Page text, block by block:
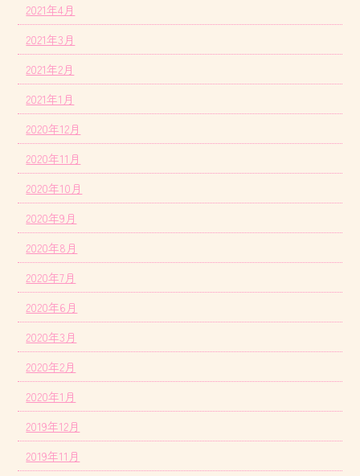
2021年4月
2021年3月
2021年2月
2021年1月
2020年12月
2020年11月
2020年10月
2020年9月
2020年8月
2020年7月
2020年6月
2020年3月
2020年2月
2020年1月
2019年12月
2019年11月